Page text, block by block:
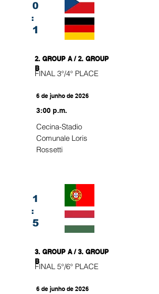
0
:
1
2. GROUP A / 2. GROUP
B
6 de junho de 2026
3:00 p.m.
Cecina-Stadio
Comunale Loris
Rossetti
FINAL 3°/4° PLACE
1
:
5
3. GROUP A / 3. GROUP
B
6 de junho de 2026
FINAL 5°/6° PLACE